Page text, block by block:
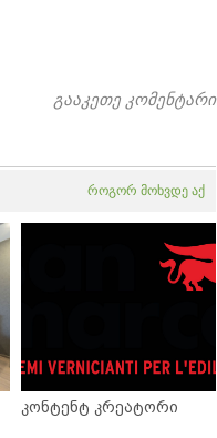
გააკეთე კომენტარი
როგორ მოხვდე აქ
კონტენტ კრეატორი